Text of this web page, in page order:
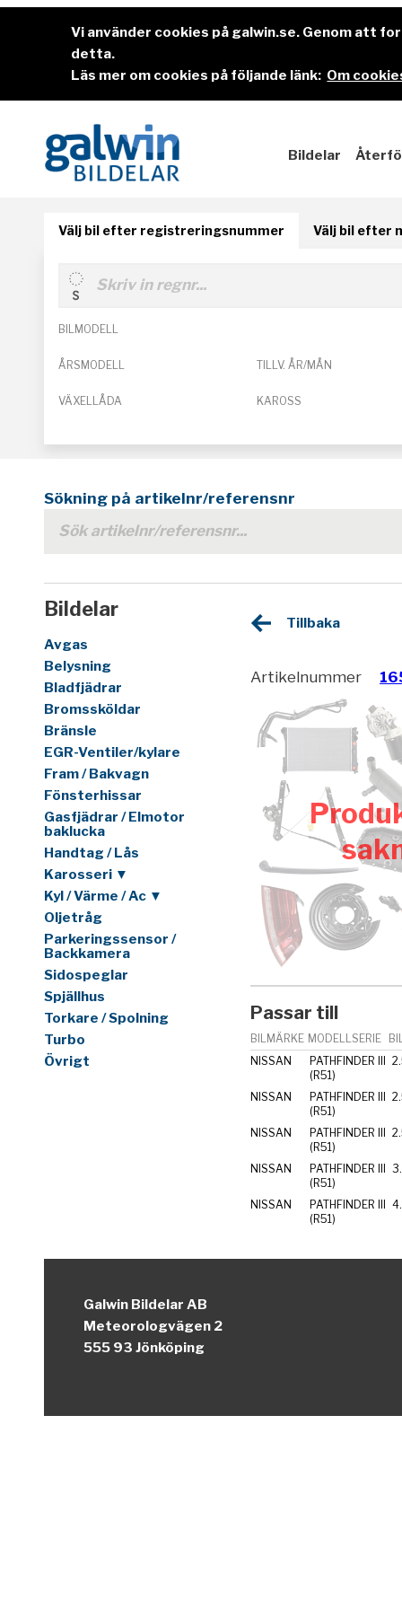
Vi använder cookies på galwin.se. Genom att
detta.
Läs mer om cookies på följande länk: Om
Bildelar
Välj bil efter registreringsnummer Välj bil efter
BILMODELL
ÅRSMODELL TILLV. ÅR/MÅN
VÄXELLÅDA KAROSS
Sökning på artikelnr/referensnr
Bildelar
Avgas
Belysning
Bladfjädrar
Bromssköldar
Bränsle
EGR-Ventiler/kylare
Fram / Bakvagn
Fönsterhissar
Gasfjädrar / Elmotor
baklucka
Handtag / Lås
Karosseri ▼
Kyl / Värme / Ac ▼
Oljetråg
Parkeringssensor /
Backkamera
Sidospeglar
Spjällhus
Torkare / Spolning
Turbo
Övrigt
Tillbaka
Artikelnummer
Passar till
BILMÄRKE MODELLSERIE
NISSAN
PATHFINDER III
(R51)
NISSAN
PATHFINDER III
(R51)
NISSAN
PATHFINDER III
(R51)
NISSAN
PATHFINDER III
(R51)
NISSAN
PATHFINDER III
(R51)
Galwin Bildelar AB
Meteorologvägen 2
555 93 Jönköping